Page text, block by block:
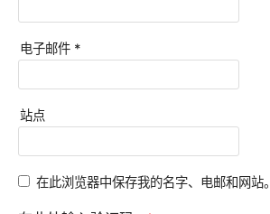
电子邮件 *
站点
在此浏览器中保存我的名字、电邮和网站。